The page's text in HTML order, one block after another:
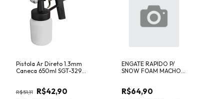
Pistola Ar Direto 1.3mm
Caneca 650ml SGT-3290
R$51,11 R$42,90
ENGATE RAPIDO P/
SNOW FOAM MACHO
R$64,90